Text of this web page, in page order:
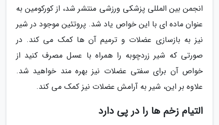
انجمن بین المللی پزشکی ورزشی منتشر شد، از کورکومین به
عنوان ماده ای با این خواص یاد شد. پروتئین موجود در شیر
نیز به بازسازی عضلات و ترمیم آن ها کمک می کند. در
صورتی که شیر زردچوبه را همراه با عسل مصرف کنید از
خواص آن برای سفتی عضلات نیز بهره مند خواهید شد.
علاوه بر این، شیر به آرامش عضلات نیز کمک می کند.
التیام زخم ها را در پی دارد